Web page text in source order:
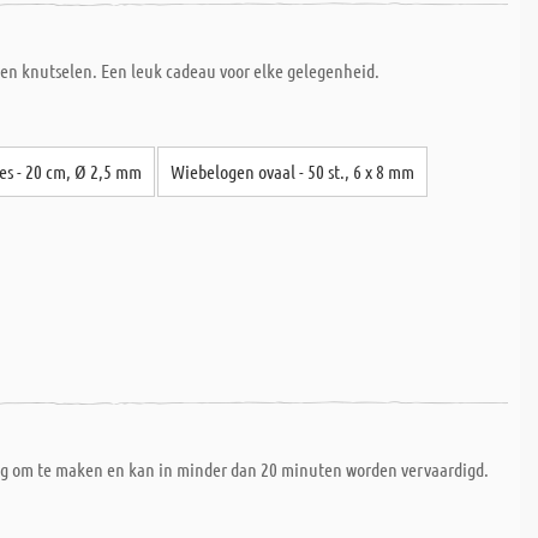
knutselen. Een leuk cadeau voor elke gelegenheid.
- 20 cm, Ø 2,5 mm Wiebelogen ovaal - 50 st., 6 x 8 mm
te maken en kan in minder dan 20 minuten worden vervaardigd.